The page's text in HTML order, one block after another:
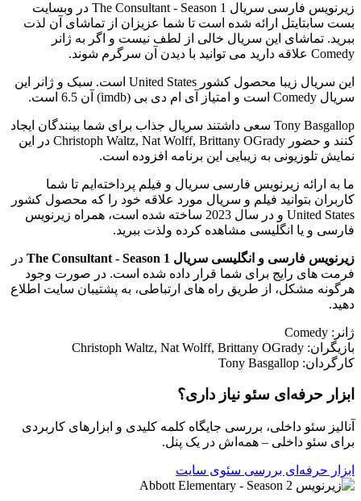
زیرنویس فارسی سریال The Consultant - Season 1 در وبسایت
بست سابتایتل ارائه شده است تا شما عزیزان از تماشای آن لذت
ببرید. تماشای این سریال خالی از لطف نیست و اگر به ژانر
Comedy علاقه دارید می توانید با دیدن آن سرگرم شوند.
این سریال زیبا محصول کشور United States است. سبک و ژانر این
سریال Comedy است و امتیاز آی ام دی بی (imdb) آن 6.5 است.
Tony Basgallop سعی داشتند سریال جذاب برای شما بینندگان ایجاد
کنند و حضور Christoph Waltz, Nat Wolff, Brittany OGrady در این
نمایش تلوزیونی به زیبایی این برنامه افزوده است.
ما به ارائه زیرنویس فارسی سریال و فیلم پرداخته‌ایم تا شما
کاربران بتوانید فیلم و سریال مورد علاقه خود را که محصول کشور
United States و در سال 2023 ساخته شده است، همراه زیرنویس
فارسی و یا انگلیسی مشاهده کرده ولذت ببرید.
زیرنویس فارسی و انگلیسی سریال The Consultant - Season 1
در
فرمت های رایج برای شما قرار داده شده است. در صورت وجود
هرگونه مشکل، از طریق راه های ارتباطی، به پشتیبان سایت اطلاع
دهید.
ژانر: Comedy
بازیگران: Christoph Waltz, Nat Wolff, Brittany OGrady
کارگردان: Tony Basgallop
ابزار حرفه‌ای سئو نیاز داری؟
آنالیز سئو داخلی، بررسی جایگاه کلمه کلیدی و ابزارهای کاربردی
برای سئو داخلی – همه‌اش در یک پنل.
ابزار حرفه‌ای بررسی سئوی سایت